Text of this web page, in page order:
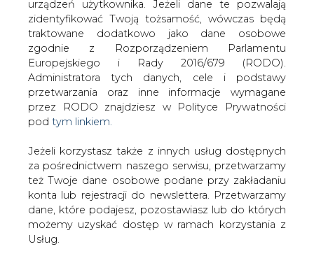
WŁĄCZ CIRE.TV
Europejskiego i Rady 2016/679 (RODO).
Administratora tych danych, cele i podstawy
przetwarzania oraz inne informacje wymagane
przez RODO znajdziesz w Polityce Prywatności
podtym linkiem.
Jeżeli korzystasz także z innych usług dostępnych
za pośrednictwem naszego serwisu, przetwarzamy
też Twoje dane osobowe podane przy zakładaniu
dane, które podajesz, pozostawiasz lub do których
możemy uzyskać dostęp w ramach korzystania z
Usług.
Informacje dotyczące Administratora Twoich
danych osobowych a także cele i podstawy
przetwarzania oraz inne niezbędne informacje
Strona główna / PRAWO / Ustawa z dnia 16 grudnia
2016 r.
drukuj
skomentuj
udostępnij:
Ustawa z dnia 16 grudnia 2016 r.